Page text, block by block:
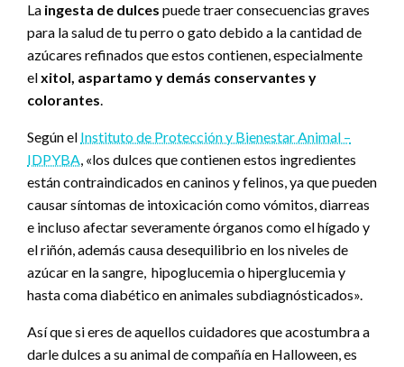
La ingesta de dulces puede traer consecuencias graves
para la salud de tu perro o gato debido a la cantidad de
azúcares refinados que estos contienen, especialmente
elxitol, aspartamo y demás conservantes y
colorantes.
Según el Instituto de Protección y Bienestar Animal –
IDPYBA, «los dulces que contienen estos ingredientes
están contraindicados en caninos y felinos, ya que pueden
causar síntomas de intoxicación como vómitos, diarreas
e incluso afectar severamente órganos como el hígado y
el riñón, además causa desequilibrio en los niveles de
azúcar en la sangre, hipoglucemia o hiperglucemia y
hasta coma diabético en animales subdiagnósticados».
Así que si eres de aquellos cuidadores que acostumbra a
darle dulces a su animal de compañía en Halloween, es